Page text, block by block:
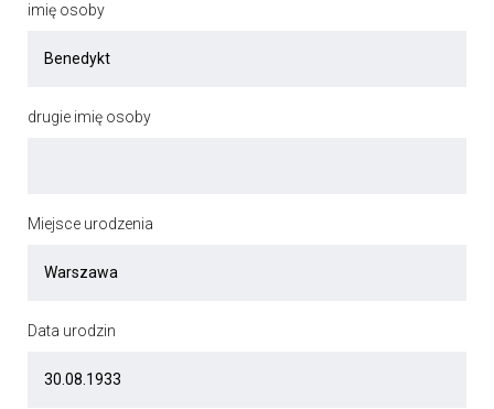
imię osoby
drugie imię osoby
Miejsce urodzenia
Data urodzin